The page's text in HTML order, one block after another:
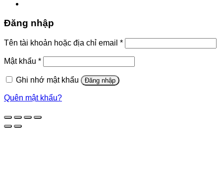
Đăng nhập
Tên tài khoản hoặc địa chỉ email *Bắt
buộc
Mật khẩu *Bắt
buộc
Ghi nhớ mật khẩu
Đăng nhập
Quên mật khẩu?